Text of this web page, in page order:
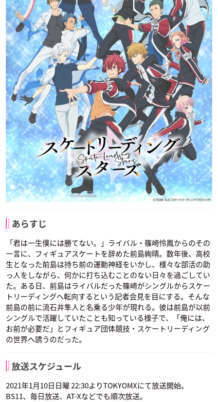
あらすじ
「君は一生僕には勝てない。」ライバル・篠崎怜鳳からのその
一言に、フィギュアスケートを辞めた前島絢晴。数年後、高校
生となった前島は持ち前の運動神経をいかし、様々な部活の助
っ人をしながら、何かに打ち込むことのない日々を過ごしてい
た。ある日、前島はライバルだった篠崎がシングルからスケー
トリーディングへ転向するという記者会見を目にする。そんな
前島の前に流石井隼人と名乗る少年が現れる。彼は前島が以前
シングルで活躍していたことも知っている様子で、「俺には、
お前が必要だ」とフィギュア団体競技・スケートリーディング
の世界へ誘うのだった。
放送スケジュール
2021年1月10日日曜 22:30よりTOKYOMXにて放送開始。
BS11、毎日放送、AT-Xなどでも順次放送。